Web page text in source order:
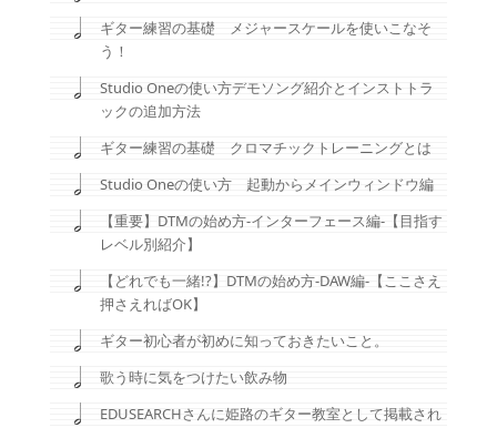
ギター練習の基礎 メジャースケールを使いこなそ
う！
Studio Oneの使い方デモソング紹介とインストトラ
ックの追加方法
ギター練習の基礎 クロマチックトレーニングとは
Studio Oneの使い方 起動からメインウィンドウ編
【重要】DTMの始め方-インターフェース編-【目指す
レベル別紹介】
【どれでも一緒!?】DTMの始め方-DAW編-【ここさえ
押さえればOK】
ギター初心者が初めに知っておきたいこと。
歌う時に気をつけたい飲み物
EDUSEARCHさんに姫路のギター教室として掲載され